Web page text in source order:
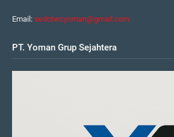
Email: sedotwcyoman@gmail.com
PT. Yoman Grup Sejahtera